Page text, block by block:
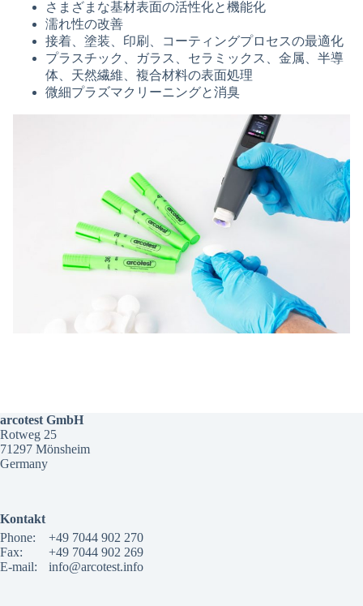
さまざまな基材表面の活性化と機能化
濡れ性の改善
接着、塗装、印刷、コーティングプロセスの最適化
プラスチック、ガラス、セラミックス、金属、半導
体、天然繊維、複合材料の表面処理
微細プラズマクリーニングと消臭
arcotest GmbH
Rotweg 25
71297 Mönsheim
Germany
Kontakt
Phone:
+49 7044 902 270
Fax:
+49 7044 902 269
E-mail:
info@arcotest.info